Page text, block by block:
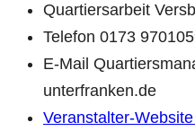
Quartiersarbeit
Telefon 0173
E-Mail
unterfranken.de
Veranstalter-